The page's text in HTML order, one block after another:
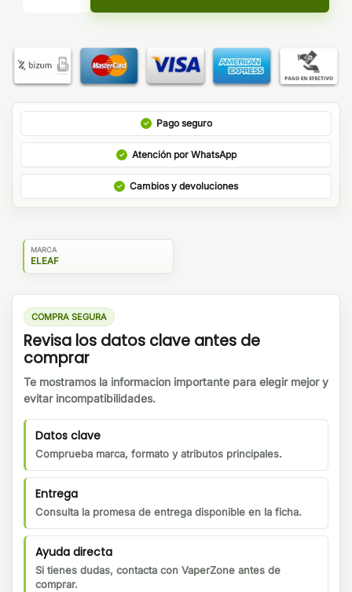
Pago seguro
Atención por WhatsApp
Cambios y devoluciones
MARCA
ELEAF
COMPRA SEGURA
Revisa los datos clave antes de
comprar
Te mostramos la informacion importante para elegir mejor y
evitar incompatibilidades.
Datos clave
Comprueba marca, formato y atributos principales.
Entrega
Consulta la promesa de entrega disponible en la ficha.
Ayuda directa
Si tienes dudas, contacta con VaperZone antes de
comprar.